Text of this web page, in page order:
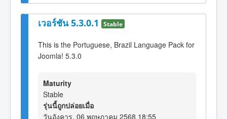
เวอร์ชัน 5.3.0.1 Stable
This is the Portuguese, Brazil Language Pack for
Joomla! 5.3.0
Maturity
Stable
รุ่นนี้ถูกปล่อยเมื่อ
วันอังคาร, 06 พฤษภาคม 2568 18:55